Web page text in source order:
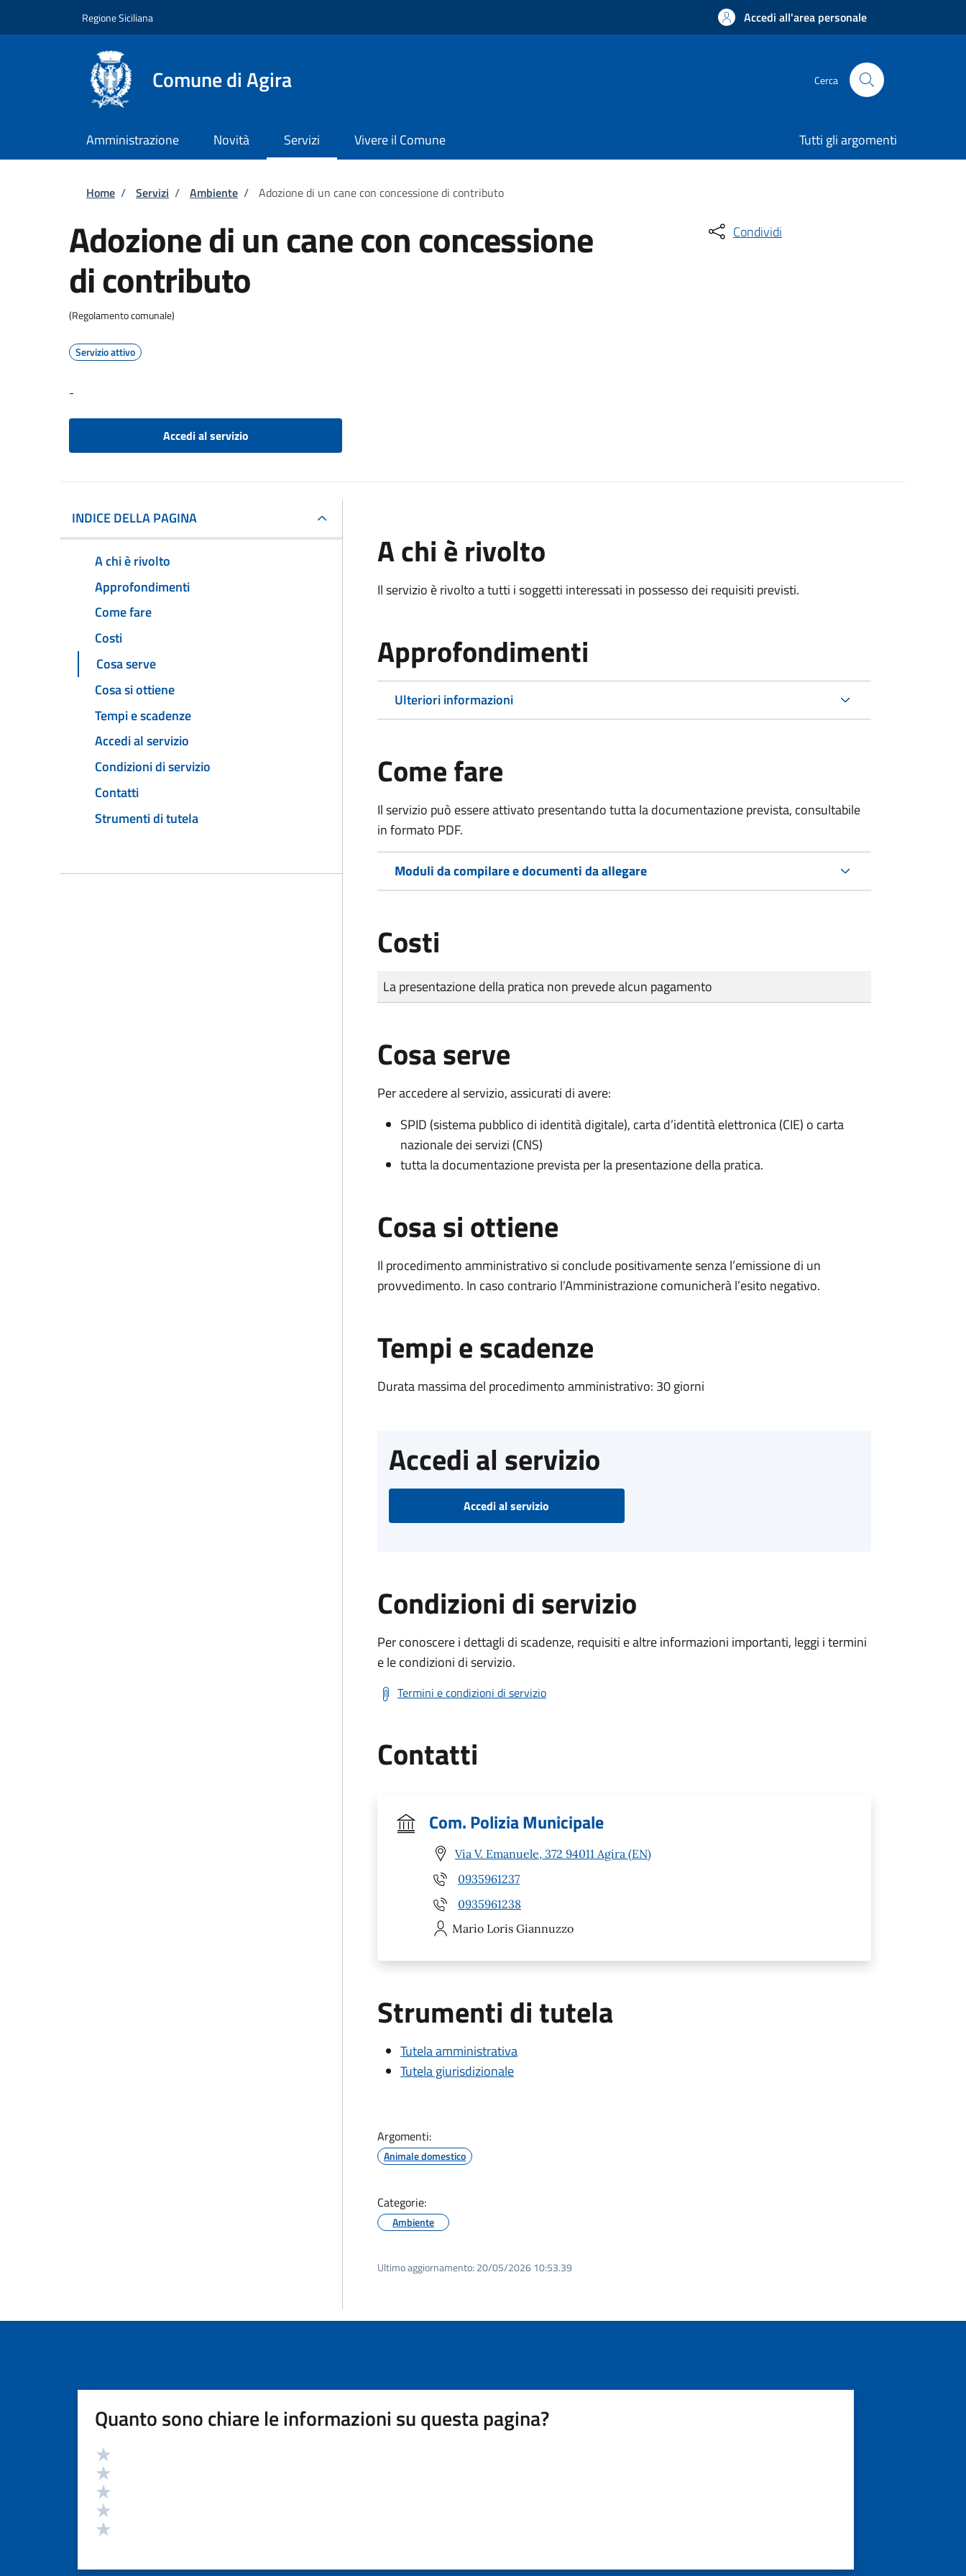
Regione Siciliana Accedi all'area personale
Comune di Agira Cerca
Amministrazione Novità Servizi Vivere il Comune Tutti gli argomenti
Briciole di pane
Home / Servizi / Ambiente / Adozione di un cane con concessione di contributo
Adozione di un cane con concessione
di contributo
(Regolamento comunale)
Servizio attivo
-
Accedi al servizio
Condividi
INDICE DELLA PAGINA
A chi è rivolto
Approfondimenti
Come fare
Costi
Cosa serve
Cosa si ottiene
Tempi e scadenze
Accedi al servizio
Condizioni di servizio
Contatti
Strumenti di tutela
A chi è rivolto
Il servizio è rivolto a tutti i soggetti interessati in possesso dei requisiti previsti.
Approfondimenti
Ulteriori informazioni
Come fare
Il servizio può essere attivato presentando tutta la documentazione prevista, consultabile
in formato PDF.
Moduli da compilare e documenti da allegare
Costi
Tipo di pagamento
Importo
La presentazione della pratica non prevede alcun pagamento
Cosa serve
Per accedere al servizio, assicurati di avere:
SPID (sistema pubblico di identità digitale), carta d’identità elettronica (CIE) o carta
nazionale dei servizi (CNS)
tutta la documentazione prevista per la presentazione della pratica.
Cosa si ottiene
Il procedimento amministrativo si conclude positivamente senza l’emissione di un
provvedimento. In caso contrario l’Amministrazione comunicherà l’esito negativo.
Tempi e scadenze
Durata massima del procedimento amministrativo: 30 giorni
Accedi al servizio
Accedi al servizio
Condizioni di servizio
Per conoscere i dettagli di scadenze, requisiti e altre informazioni importanti, leggi i termini
e le condizioni di servizio.
Termini e condizioni di servizio
Contatti
Com. Polizia Municipale
Via V. Emanuele, 372 94011 Agira (EN)
0935961237
0935961238
Mario Loris Giannuzzo
Strumenti di tutela
Tutela amministrativa
Tutela giurisdizionale
Argomenti:
Animale domestico
Categorie:
Ambiente
Ultimo aggiornamento: 20/05/2026 10:53.39
Quanto sono chiare le informazioni su questa pagina?
Valutazione